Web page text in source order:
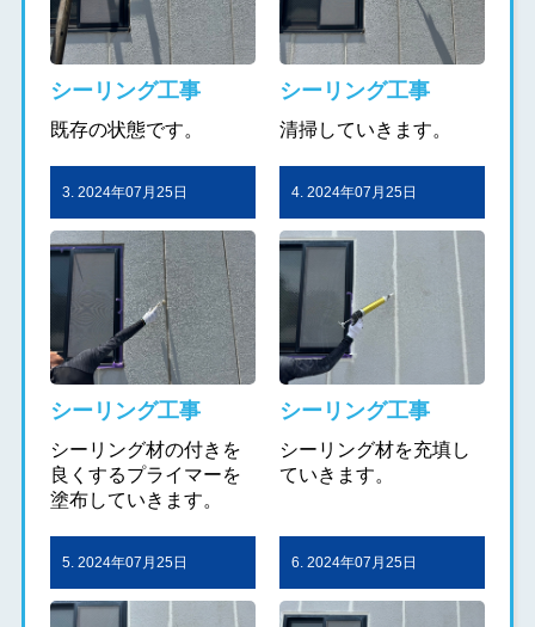
シーリング工事
既存の状態です。
シーリング工事
清掃していきます。
3. 2024年07月25日
シーリング工事
シーリング材の付きを
良くするプライマーを
塗布していきます。
4. 2024年07月25日
シーリング工事
シーリング材を充填し
ていきます。
5. 2024年07月25日 6. 2024年07月25日